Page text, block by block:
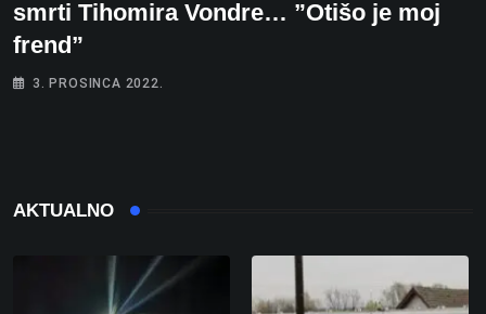
smrti Tihomira Vondre… ”Otišo je moj
frend”
3. PROSINCA 2022.
AKTUALNO